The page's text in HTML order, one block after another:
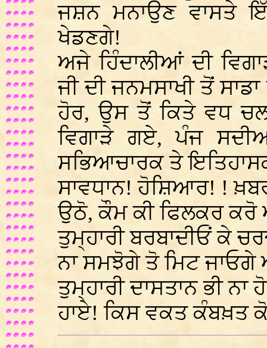
ਜਸ਼ਨ ਮਨਾਉਣ ਵਾਸਤੇ
ਖੇਡਣਗੇ!
ਅਜੇ ਹਿੰਦਾਲੀਆਂ ਦੀ
ਜੀ ਦੀ ਜਨਮਸਾਖੀ ਤੋਂ
ਹੋਰ, ਉਸ ਤੋਂ ਕਿਤੇ ਵਧ
ਵਿਗਾੜੇ ਗਏ, ਪੰਜ
ਸਭਿਆਚਾਰਕ ਤੇ
ਸਾਵਧਾਨ! ਹੋਸ਼ਿਆਰ! !
ਉਠੋ, ਕੌਮ ਕੀ ਫਿਲਕਰ ਕਰੋ
ਤੁਮ੍ਹਾਰੀ ਬਰਬਾਦੀਓਂ ਕੇ
ਨਾ ਸਮਝੋਗੇ ਤੋ ਮਿਟ ਜਾਓਗੇ
ਤੁਮ੍ਹਾਰੀ ਦਾਸਤਾਨ ਭੀ ਨਾ
ਹਾਏ! ਕਿਸ ਵਕਤ